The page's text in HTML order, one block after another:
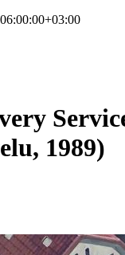
1989)